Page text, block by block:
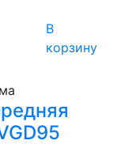
В
корзину